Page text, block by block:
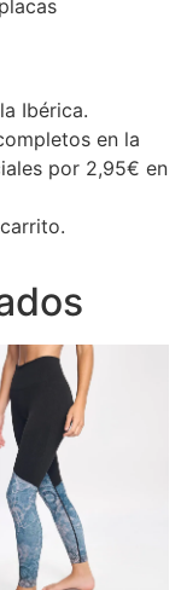
Ibérica.
en la
por 2,95€ en